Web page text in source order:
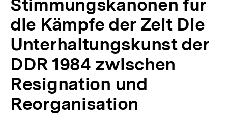
bpb.de
Stimmungskanonen für
die Kämpfe der Zeit Die
Unterhaltungskunst der
DDR 1984 zwischen
Resignation und
Reorganisation